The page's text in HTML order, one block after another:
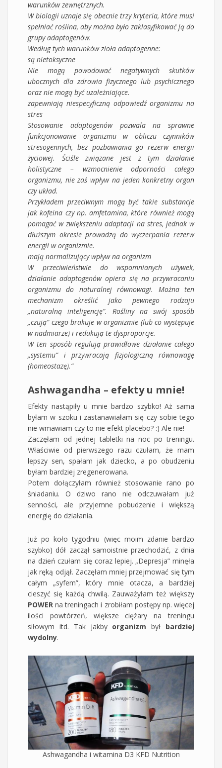
warunków zewnętrznych.
W biologii uznaje się obecnie trzy kryteria, które musi
spełniać roślina, aby można było zaklasyfikować ją do
grupy adaptogenów.
Według tych warunków zioła adaptogenne:
są nietoksyczne
Nie mogą powodować negatywnych skutków
ubocznych dla zdrowia fizycznego lub psychicznego
oraz nie mogą być uzależniające.
zapewniają niespecyficzną odpowiedź organizmu na
stres
Stosowanie adaptogenów pozwala na sprawne
funkcjonowanie organizmu w obliczu czynników
stresogennych, bez pozbawiania go rezerw energii
życiowej. Ściśle związane jest z tym działanie
holistyczne – wzmocnienie odporności całego
organizmu, nie zaś wpływ na jeden konkretny organ
czy układ.
Przykładem przeciwnym mogą być takie substancje
jak kofeina czy np. amfetamina, które również mogą
pomagać w zwiększeniu adaptacji na stres, jednak w
dłuższym okresie prowadzą do wyczerpania rezerw
energii w organizmie.
mają normalizujący wpływ na organizm
W przeciwieństwie do wspomnianych używek,
działanie adaptogenów opiera się na przywracaniu
organizmu do naturalnej równowagi. Można ten
mechanizm określić jako pewnego rodzaju
„naturalną inteligencję”. Rośliny na swój sposób
„czują” czego brakuje w organizmie (lub co występuje
w nadmiarze) i redukują te dysproporcje.
W ten sposób regulują prawidłowe działanie całego
„systemu” i przywracają fizjologiczną równowagę
(homeostazę).”
Ashwagandha – efekty u mnie!
Efekty nastąpiły u mnie bardzo szybko! Aż sama
byłam w szoku i zastanawiałam się czy sobie tego
nie wmawiam czy to nie efekt placebo? :) Ale nie!
Zaczęłam od jednej tabletki na noc po treningu.
Właściwie od pierwszego razu czułam, że mam
lepszy sen, spałam jak dziecko, a po obudzeniu
byłam bardziej zregenerowana.
Potem dołączyłam również stosowanie rano po
śniadaniu. O dziwo rano nie odczuwałam już
senności, ale przyjemne pobudzenie i większą
energię do działania.
Już po koło tygodniu (więc moim zdanie bardzo
szybko) dół zaczął samoistnie przechodzić, z dnia
na dzień czułam się coraz lepiej. „Depresja” minęła
jak ręką odjął. Zaczęłam mniej przejmować się tym
całym „syfem”, który mnie otacza, a bardziej
cieszyć się każdą chwilą. Zauważyłam też większy
POWER na treningach i zrobiłam postępy np. więcej
ilości powtórzeń, większe ciężary na treningu
siłowym itd. Tak jakbyorganizm był bardziej
wydolny.
Ashwagandha i witamina D3 KFD Nutrition